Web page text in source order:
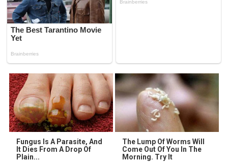
Fungus Is A Parasite, And
It Dies From A Drop Of
Plain...
The Lump Of Worms Will
Come Out Of You In The
Morning. Try It